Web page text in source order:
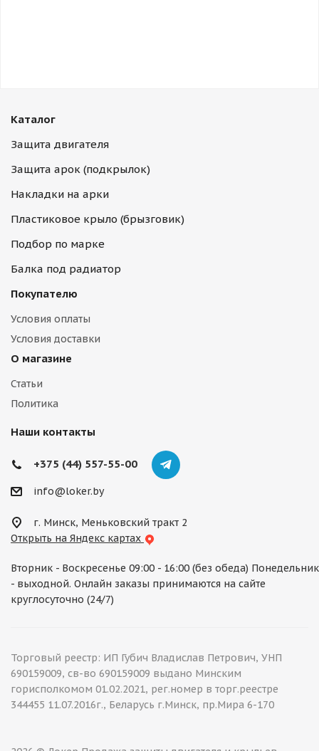
Каталог
Защита двигателя
Защита арок (подкрылок)
Накладки на арки
Пластиковое крыло (брызговик)
Подбор по марке
Балка под радиатор
Покупателю
Условия оплаты
Условия доставки
О магазине
Статьи
Политика
Наши контакты
+375 (44) 557-55-00
info@loker.by
г. Минск, Меньковский тракт 2
Открыть на Яндекс картах
Вторник - Воскресенье 09:00 - 16:00 (без обеда) Понедельник
- выходной. Онлайн заказы принимаются на сайте
круглосуточно (24/7)
Торговый реестр: ИП Губич Владислав Петрович, УНП
690159009, св-во 690159009 выдано Минским
горисполкомом 01.02.2021, рег.номер в торг.реестре
344455 11.07.2016г., Беларусь г.Минск, пр.Мира 6-170